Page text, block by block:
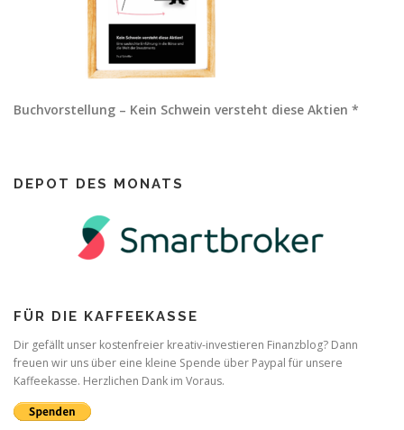
Buchvorstellung – Kein Schwein versteht diese Aktien *
DEPOT DES MONATS
FÜR DIE KAFFEEKASSE
Dir gefällt unser kostenfreier kreativ-investieren Finanzblog? Dann
freuen wir uns über eine kleine Spende über Paypal für unsere
Kaffeekasse. Herzlichen Dank im Voraus.